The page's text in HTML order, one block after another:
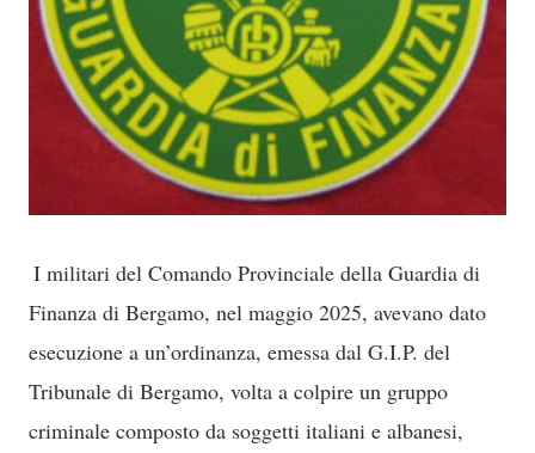
I militari del Comando Provinciale della Guardia di
Finanza di Bergamo, nel maggio 2025, avevano dato
esecuzione a un’ordinanza, emessa dal G.I.P. del
Tribunale di Bergamo, volta a colpire un gruppo
criminale composto da soggetti italiani e albanesi,